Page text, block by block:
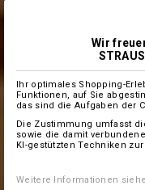
Wir
Ihr optimales Shopping-
Funktionen, auf Sie
das sind die Aufgaben der
Die Zustimmung umfasst
sowie die damit
KI-gestützten Techniken
Weitere Informationen siehe